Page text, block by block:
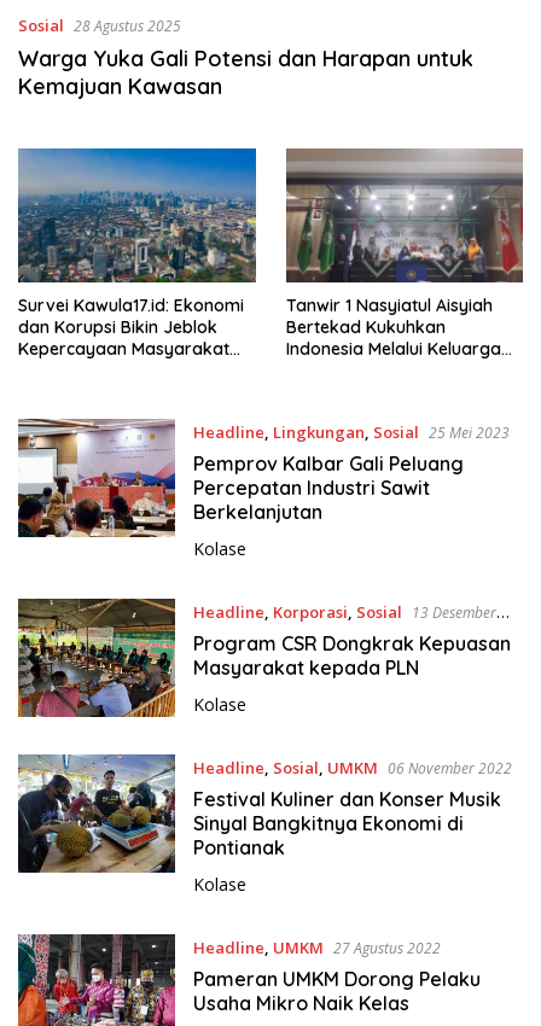
Sosial 28 Agustus 2025
Warga Yuka Gali Potensi dan Harapan untuk
Kemajuan Kawasan
Survei Kawula17.id: Ekonomi
dan Korupsi Bikin Jeblok
Kepercayaan Masyarakat
Tanwir 1 Nasyiatul Aisyiah
Bertekad Kukuhkan
Indonesia Melalui Keluarga
Headline Lingkungan Sosial 25 Mei 2023
Pemprov Kalbar Gali Peluang
Percepatan Industri Sawit
Berkelanjutan
Kolase
Headline Korporasi Sosial
13 Desember
2022
Program CSR Dongkrak Kepuasan
Masyarakat kepada PLN
Kolase
Headline Sosial UMKM 06 November 2022
Festival Kuliner dan Konser Musik
Sinyal Bangkitnya Ekonomi di
Pontianak
Kolase
Headline UMKM 27 Agustus 2022
Pameran UMKM Dorong Pelaku
Usaha Mikro Naik Kelas